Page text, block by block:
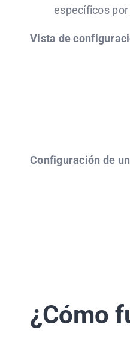
específicos
Vista de
Configuración de
¿Cómo